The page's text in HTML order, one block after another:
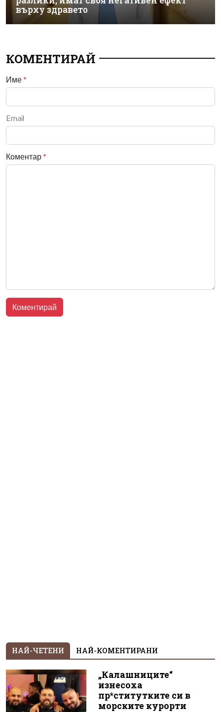
върху здравето
КОМЕНТИРАЙ
Име *
Email
Коментар *
НАЙ-ЧЕТЕНИ НАЙ-КОМЕНТИРАНИ
„Калашниците“
изнесоха
пр*ститутките си в
морските курорти